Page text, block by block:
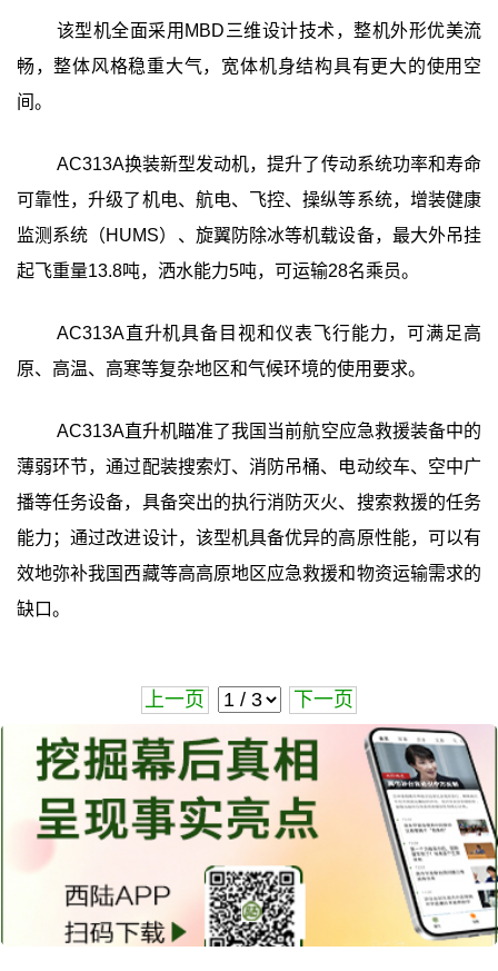
该型机全面采用MBD三维设计技术，整机外形优美流
畅，整体风格稳重大气，宽体机身结构具有更大的使用空
间。
AC313A换装新型发动机，提升了传动系统功率和寿命
可靠性，升级了机电、航电、飞控、操纵等系统，增装健康
监测系统（HUMS）、旋翼防除冰等机载设备，最大外吊挂
起飞重量13.8吨，洒水能力5吨，可运输28名乘员。
AC313A直升机具备目视和仪表飞行能力，可满足高
原、高温、高寒等复杂地区和气候环境的使用要求。
AC313A直升机瞄准了我国当前航空应急救援装备中的
薄弱环节，通过配装搜索灯、消防吊桶、电动绞车、空中广
播等任务设备，具备突出的执行消防灭火、搜索救援的任务
能力；通过改进设计，该型机具备优异的高原性能，可以有
效地弥补我国西藏等高高原地区应急救援和物资运输需求的
缺口。
上一页 下一页